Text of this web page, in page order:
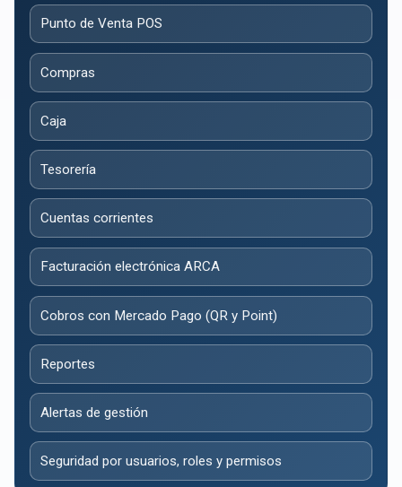
Punto de Venta POS
Compras
Caja
Tesorería
Cuentas corrientes
Facturación electrónica ARCA
Cobros con Mercado Pago (QR y Point)
Reportes
Alertas de gestión
Seguridad por usuarios, roles y permisos